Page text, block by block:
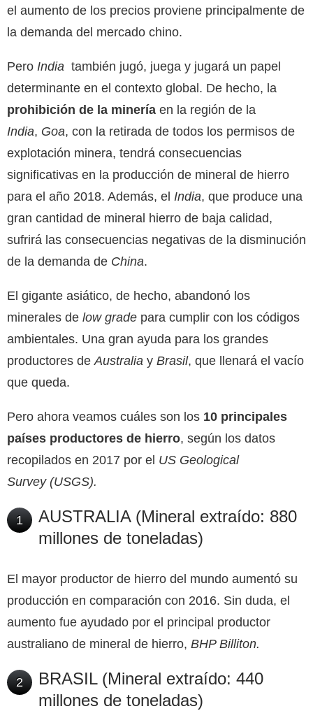
el aumento de los precios proviene principalmente de
la demanda del mercado chino.
Pero India también jugó, juega y jugará un papel
determinante en el contexto global. De hecho, la
prohibición de la minería en la región de la
India, Goa, con la retirada de todos los permisos de
explotación minera, tendrá consecuencias
significativas en la producción de mineral de hierro
para el año 2018. Además, el India, que produce una
gran cantidad de mineral hierro de baja calidad,
sufrirá las consecuencias negativas de la disminución
de la demanda de China.
El gigante asiático, de hecho, abandonó los
minerales de low grade para cumplir con los códigos
ambientales. Una gran ayuda para los grandes
productores de Australia y Brasil, que llenará el vacío
que queda.
Pero ahora veamos cuáles son los 10 principales
países productores de hierro, según los datos
recopilados en 2017 por el US Geological
Survey (USGS).
1
AUSTRALIA (Mineral extraído: 880
millones de toneladas)
El mayor productor de hierro del mundo aumentó su
producción en comparación con 2016. Sin duda, el
aumento fue ayudado por el principal productor
australiano de mineral de hierro, BHP Billiton.
2
BRASIL (Mineral extraído: 440
millones de toneladas)